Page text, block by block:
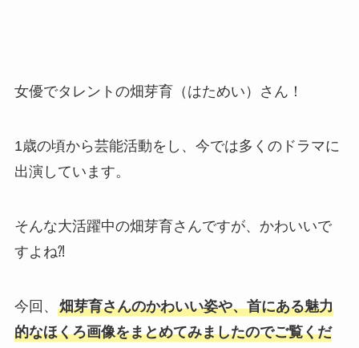
女優でタレントの畑芽育（はためい）さん！
1歳の頃から芸能活動をし、今では多くのドラマに
出演しています。
そんな大活躍中の畑芽育さんですが、かわいいで
すよね⁈
今回、 畑芽育さんのかわいい姿や、首にある魅力
的なほくろ画像をまとめてみましたのでご覧くだ